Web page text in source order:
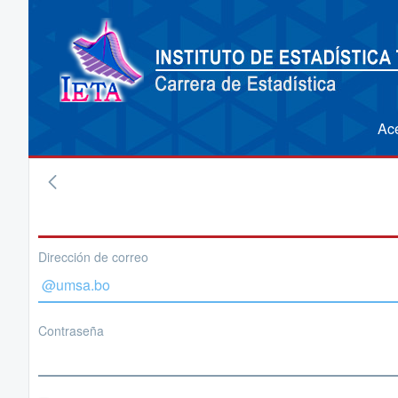
Dirección de correo
Contraseña